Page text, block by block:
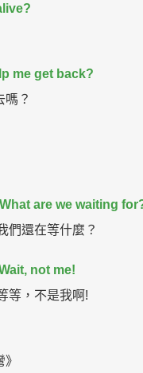
me get back?
嗎？
are we waiting
們還在等什麼？
not me!
等，不是我啊!